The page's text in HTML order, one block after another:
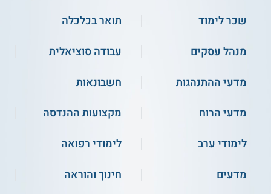
שכר לימוד
תואר בכלכלה
מנהל עסקים
עבודה סוציאלית
מדעי ההתנהגות
חשבונאות
מדעי הרוח
מקצועות ההנדסה
לימודי ערב
לימודי רפואה
מדעים
חינוך והוראה